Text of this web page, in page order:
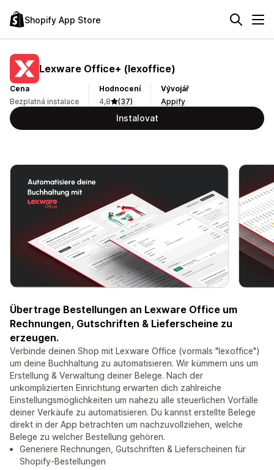
Shopify App Store
Lexware Office+ (lexoffice)
Cena
Bezplatná instalace
Hodnocení
4,8
(37)
Vývojář
Appify
Instalovat
Übertrage Bestellungen an Lexware Office um
Rechnungen, Gutschriften & Lieferscheine zu
erzeugen.
Verbinde deinen Shop mit Lexware Office (vormals "lexoffice")
um deine Buchhaltung zu automatisieren. Wir kümmern uns um
Erstellung & Verwaltung deiner Belege. Nach der
unkomplizierten Einrichtung erwarten dich zahlreiche
Einstellungsmöglichkeiten um nahezu alle steuerlichen Vorfälle
deiner Verkäufe zu automatisieren. Du kannst erstellte Belege
direkt in der App betrachten um nachzuvollziehen, welche
Belege zu welcher Bestellung gehören.
Generiere Rechnungen, Gutschriften & Lieferscheinen für
Shopify-Bestellungen